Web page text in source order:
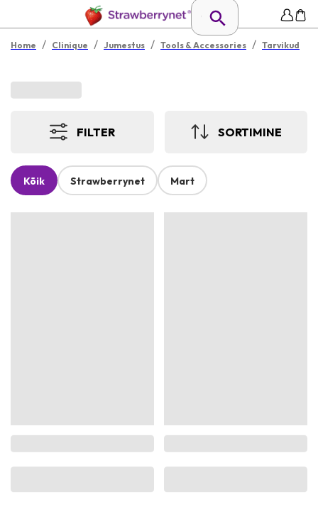
Home / Clinique / Jumestus / Tools & Accessories / Tarvikud
FILTER SORTIMINE
Kõik Strawberrynet Mart